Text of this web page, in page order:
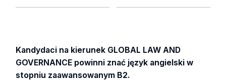
Kandydaci na kierunek GLOBAL LAW AND
GOVERNANCE powinni znać język angielski w
stopniu zaawansowanym B2.